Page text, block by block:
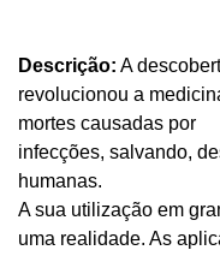
Descrição: A
revolucionou a
mortes causadas por
infecções, salvando,
humanas.
A sua utilização em
uma realidade. As